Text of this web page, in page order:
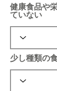
健康食品や
ていない
少し種類の